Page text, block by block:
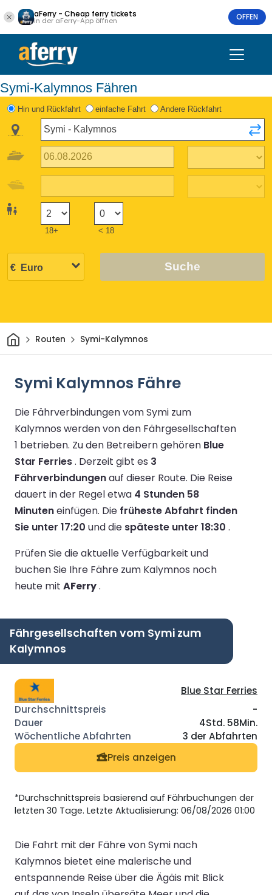
aFerry - Cheap ferry tickets
In der aFerry-App öffnen OFFEN
Symi-Kalymnos Fähren
Hin und Rückfahrt einfache Fahrt Andere Rückfahrt
18+ < 18
Suche
HeimRouten Symi-Kalymnos
Symi Kalymnos Fähre
Die Fährverbindungen vom Symi zum
Kalymnos werden von den Fährgesellschaften
1 betrieben. Zu den Betreibern gehören Blue
Star Ferries. Derzeit gibt es 3
Fährverbindungenauf dieser Route. Die Reise
dauert in der Regel etwa 4 Stunden 58
Minuteneinfügen. Die früheste Abfahrt finden
Sie unter 17:20 und die späteste unter 18:30 .
Prüfen Sie die aktuelle Verfügbarkeit und
buchen Sie Ihre Fähre zum Kalymnos noch
heute mit AFerry.
Fährgesellschaften vom Symi zum
Kalymnos
Blue Star Ferries
-
4Std. 58Min.
3 der Abfahrten
Preis anzeigen
*Durchschnittspreis basierend auf Fährbuchungen der
letzten 30 Tage. Letzte Aktualisierung: 06/08/2026 01:00
Die Fahrt mit der Fähre von Symi nach
Kalymnos bietet eine malerische und
entspannende Reise über die Ägäis mit Blick